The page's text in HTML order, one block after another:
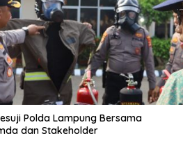
Polda Lampung Bersama
dan Stakeholder